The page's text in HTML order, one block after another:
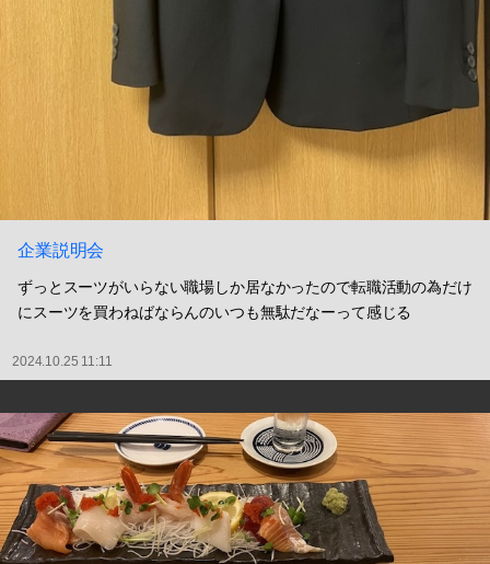
企業説明会
ずっとスーツがいらない職場しか居なかったので転職活動の為だけ
にスーツを買わねばならんのいつも無駄だなーって感じる
2024.10.25 11:11